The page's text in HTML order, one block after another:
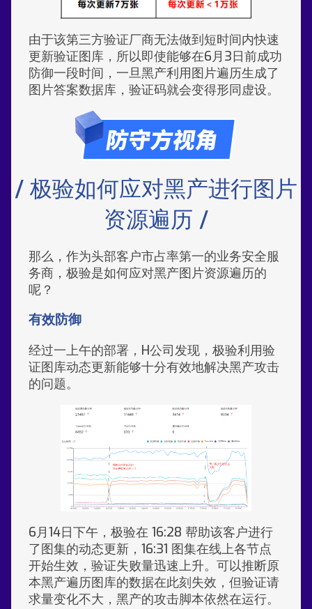
由于该第三方验证厂商无法做到短时间内快速
更新验证图库，所以即使能够在6月3日前成功
防御一段时间，一旦黑产利用图片遍历生成了
图片答案数据库，验证码就会变得形同虚设。
/ 极验如何应对黑产进行图片
资源遍历 /
那么，作为头部客户市占率第一的业务安全服
务商，极验是如何应对黑产图片资源遍历的
呢？
有效防御
经过一上午的部署，H公司发现，极验利用验
证图库动态更新能够十分有效地解决黑产攻击
的问题。
6月14日下午，极验在 16:28 帮助该客户进行
了图集的动态更新，16:31 图集在线上各节点
开始生效，验证失败量迅速上升。可以推断原
本黑产遍历图库的数据在此刻失效，但验证请
求量变化不大，黑产的攻击脚本依然在运行。